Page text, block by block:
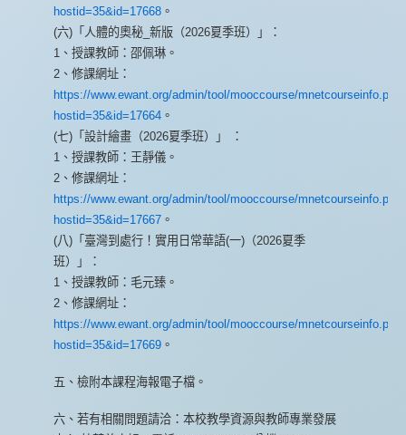
hostid=35&id=17668 。
(六)「人體的奧秘_新版（2026夏季班）」：
1、授課教師：邵佩琳。
2、修課網址：
https://www.ewant.org/admin/tool/mooccourse/
hostid=35&id=17664 。
(七)「設計繪畫（2026夏季班）」 ：
1、授課教師：王靜儀。
2、修課網址：
https://www.ewant.org/admin/tool/mooccourse/
hostid=35&id=17667 。
(八)「臺灣到處行！實用日常華語(一)（2026夏季
班）」：
1、授課教師：毛元臻。
2、修課網址：
https://www.ewant.org/admin/tool/mooccourse/
hostid=35&id=17669 。
五、檢附本課程海報電子檔。
六、若有相關問題請洽：本校教學資源與教師專業發展